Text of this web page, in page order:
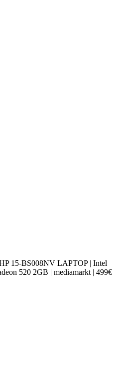
15-BS008NV LAPTOP | Intel
520 2GB | mediamarkt | 499€